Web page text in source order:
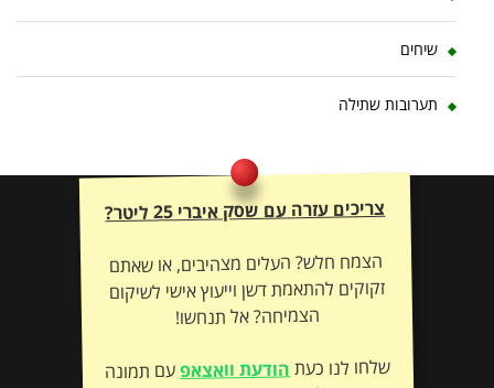
שיחים
תערובות שתילה
צריכים עזרה עם שסק איברי 25 ליטר?
הצמח חלש? העלים מצהיבים, או שאתם
זקוקים להתאמת דשן וייעוץ אישי לשיקום
הצמיחה? אל תנחשו!
שלחו לנו כעתהודעת וואצאפעם תמונה
– ונתאים לכם את הטיפול המדויק לשיקום